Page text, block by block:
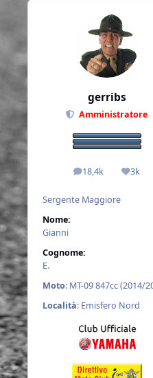
gerribs
Amministratore
18,4k
messaggi 3k
Sergente Maggiore
Nome:
Gianni
Cognome:
E.
Moto: MT-09 847cc (2014/
Località: Emisfero Nord